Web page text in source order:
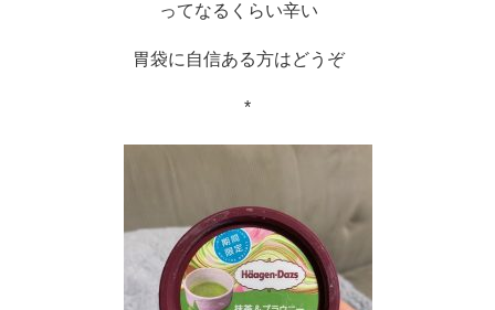
ってなるくらい辛い
胃袋に自信ある方はどうぞ
*